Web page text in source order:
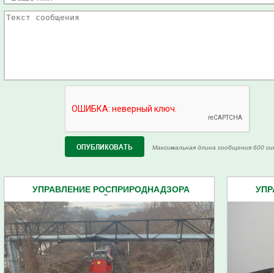
Максимальная длина сообщения 600
УПРАВЛЕНИЕ РОСПРИРОДНАДЗОРА